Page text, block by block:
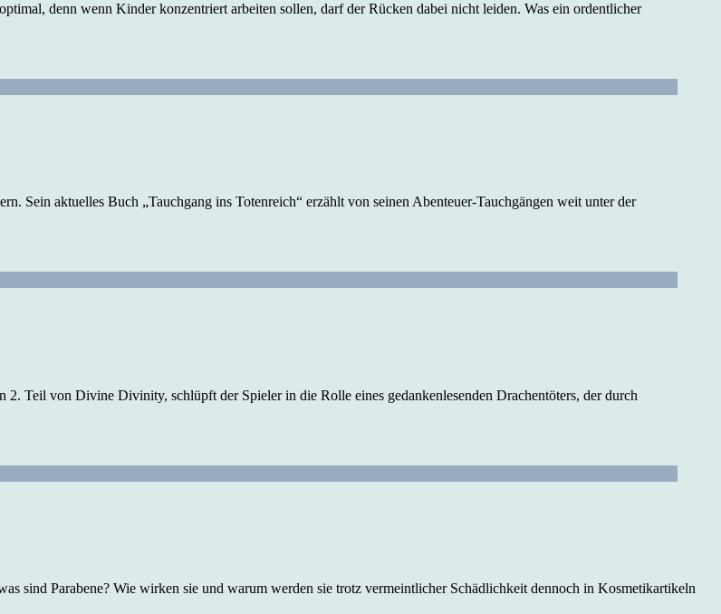
denn wenn Kinder konzentriert arbeiten sollen, darf der Rücken dabei nicht leiden. Was ein ordentlicher
Sein aktuelles Buch „Tauchgang ins Totenreich“ erzählt von seinen Abenteuer-Tauchgängen weit unter der
Teil von Divine Divinity, schlüpft der Spieler in die Rolle eines gedankenlesenden Drachentöters, der durch
sind Parabene? Wie wirken sie und warum werden sie trotz vermeintlicher Schädlichkeit dennoch in Kosmetikartikeln